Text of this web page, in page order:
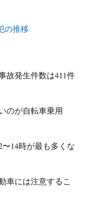
の推移
故発生件数は411件
のが自転車乗用
14時が最も多くな
車には注意するこ